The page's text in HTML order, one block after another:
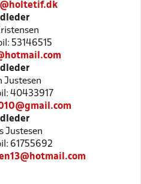
53146515
Justesen
40433917
Justesen
61755692